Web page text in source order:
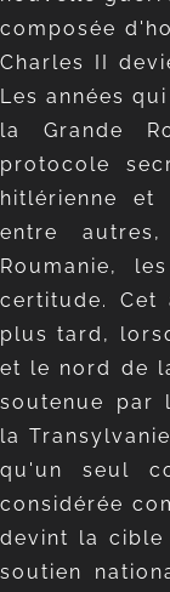
composée
Charles II
Les années
la Grande
protocole
hitlérienne et
entre
Roumanie,
certitude.
plus tard,
et le nord de
soutenue par
la
qu'un seul
considérée
devint la cible
soutien